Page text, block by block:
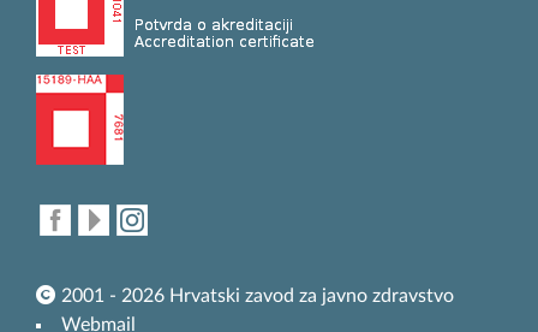
2001 - 2026 Hrvatski zavod za javno zdravstvo
Webmail